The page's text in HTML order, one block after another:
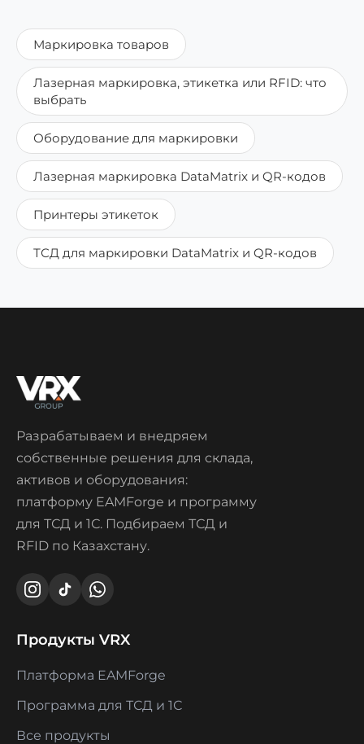
Маркировка товаров
Лазерная маркировка, этикетка или RFID: что
выбрать
Оборудование для маркировки
Лазерная маркировка DataMatrix и QR-кодов
Принтеры этикеток
ТСД для маркировки DataMatrix и QR-кодов
Разрабатываем и внедряем
собственные решения для склада,
активов и оборудования:
платформу EAMForge и программу
для ТСД и 1С. Подбираем ТСД и
RFID по Казахстану.
Продукты VRX
Платформа EAMForge
Программа для ТСД и 1С
Все продукты